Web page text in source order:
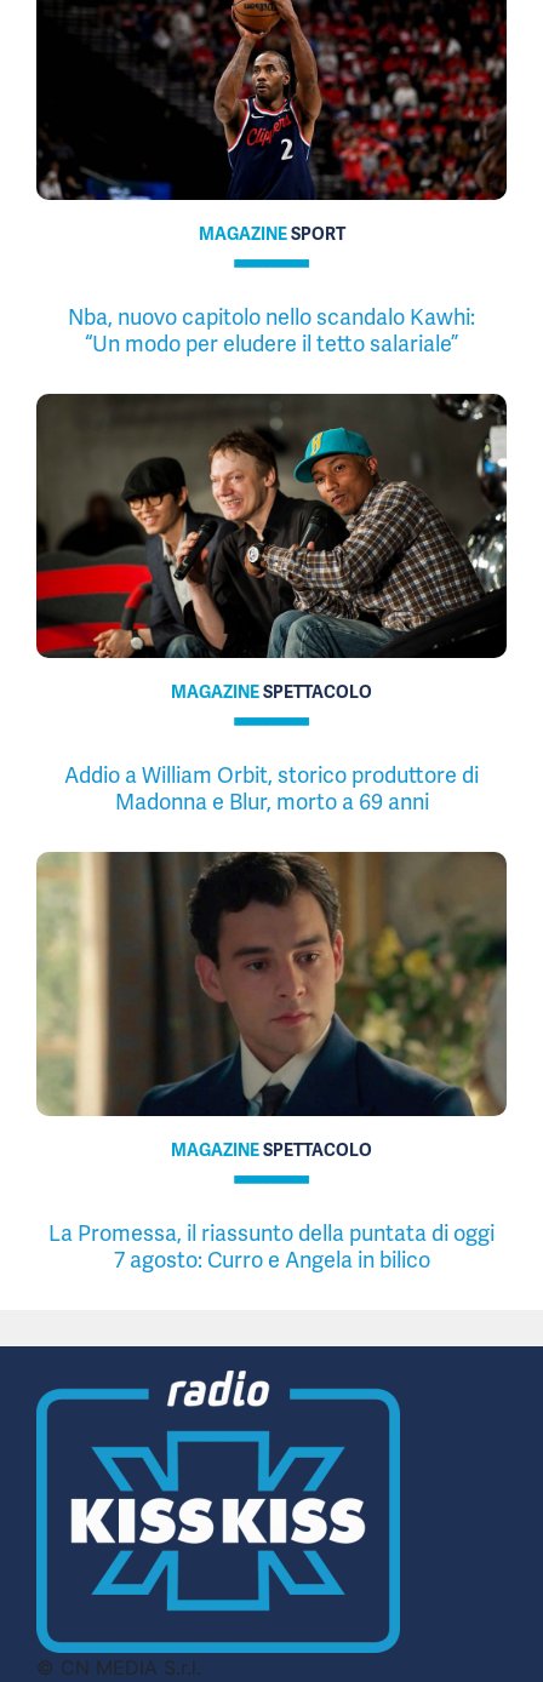
MAGAZINESPORT
Nba, nuovo capitolo nello scandalo Kawhi:
“Un modo per eludere il tetto salariale”
MAGAZINESPETTACOLO
Addio a William Orbit, storico produttore di
Madonna e Blur, morto a 69 anni
MAGAZINESPETTACOLO
La Promessa, il riassunto della puntata di oggi
7 agosto: Curro e Angela in bilico
© CN MEDIA S.r.l.